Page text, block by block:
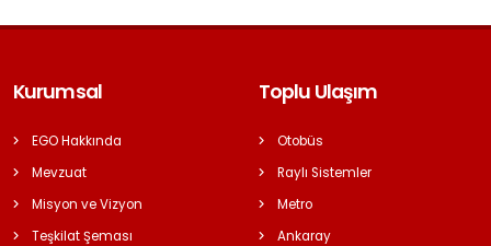
Kurumsal
EGO Hakkında
Mevzuat
Misyon ve Vizyon
Teşkilat Şeması
Toplu Ulaşım
Otobüs
Raylı Sistemler
Metro
Ankaray